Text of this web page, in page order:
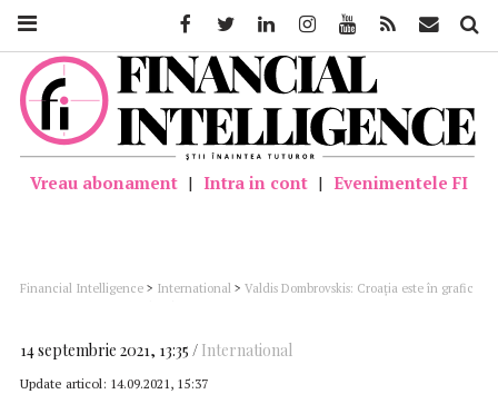
Vreau abonament | Intra in cont | Evenimentele FI
Financial Intelligence > International > Valdis Dombrovskis: Croaţia este în grafic
14 septembrie 2021, 13:35 International
Update articol: 14.09.2021, 15:37
FacebookTwitter LinkedinInstagramYoutube Feed Mail